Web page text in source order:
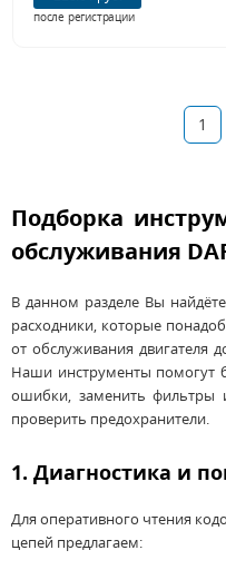
после регистрации
1
Подборка
обслуживания
В данном разделе Вы
расходники, которые
от обслуживания двигателя
Наши инструменты помогут
ошибки, заменить фильтры
проверить предохранители.
1. Диагностика и
Для оперативного чтения
цепей предлагаем: